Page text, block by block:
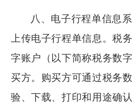
八、电子行程单信息
上传电子行程单信息。税
字账户（以下简称税务数
买方。购买方可通过税务
验、下载、打印和用途确